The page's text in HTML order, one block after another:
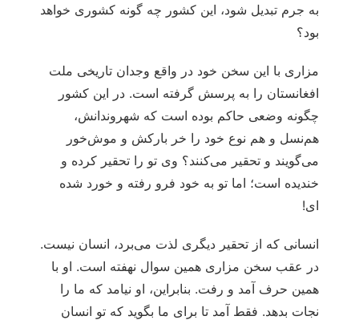
به جرم تبدیل شود، این کشور چه گونه کشوری خواهد
بود؟
مزاری با این سخن خود در واقع وجدان تاریخی ملت
افغانستان را به پرسش گرفته است. در این کشور
چگونه وضعی حاکم بوده است که شهروندانش،
هم‏‌نسل و هم نوع خود را خر بارکش و موش‌خور
می‌گویند و تحقیر می‌کنند؟ وی تو را تحقیر کرده و
خندیده است؛ اما تو به خود فرو رفته و خورد شده
ای!
انسانی که از تحقیر دیگری لذت می‌‏برد، انسان نیست.
در عقب سخن مزاری همین سوال نهفته است. او با
همین حرف آمد و رفت. بنابراین، او نیامد که ما را
نجات بدهد. فقط آمد تا برای ما بگوید که تو انسان